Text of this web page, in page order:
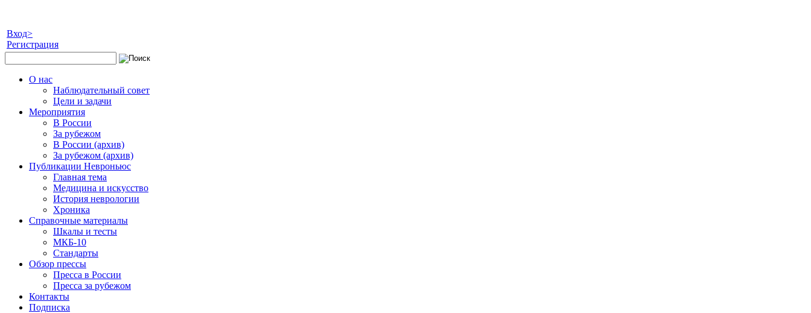
Вход>
Регистрация
О нас
Наблюдательный совет
Цели и задачи
Мероприятия
В России
За рубежом
В России (архив)
За рубежом (архив)
Публикации Невроньюс
Главная тема
Медицина и искусство
История неврологии
Хроника
Справочные материалы
Шкалы и тесты
МКБ-10
Стандарты
Обзор прессы
Пресса в России
Пресса за рубежом
Контакты
Подписка